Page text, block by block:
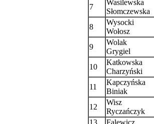
7
Wasilewska
Słomczewska
8
Wysocki
Wołosz
9
Wolak
Grygiel
10
Katkowska
Charzyński
11
Kapczyńska
Biniak
12
Wisz
Ryczańczyk
13
Falewicz